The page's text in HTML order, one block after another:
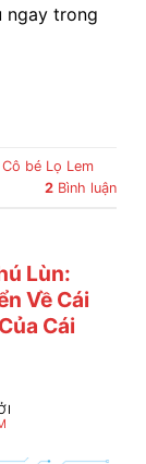
ngay trong
Cô bé Lọ Lem
2 Bình luận
Lùn:
Về Cái
Cái